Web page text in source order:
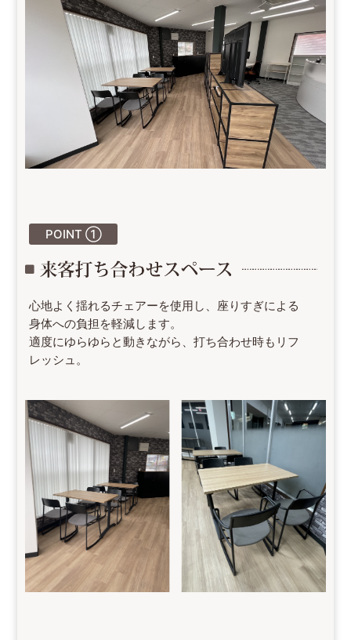
POINT ①
心地よく揺れるチェアーを使用し、座りすぎによる
身体への負担を軽減します。
適度にゆらゆらと動きながら、打ち合わせ時もリフ
レッシュ。